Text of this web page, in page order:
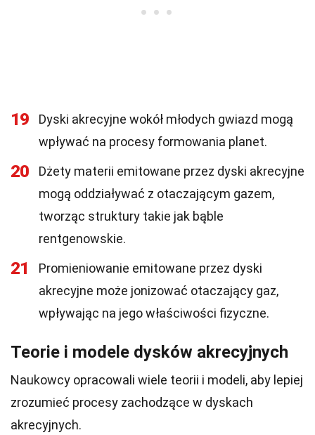
19
Dyski akrecyjne wokół młodych gwiazd mogą
wpływać na procesy formowania planet.
20
Dżety materii emitowane przez dyski akrecyjne
mogą oddziaływać z otaczającym gazem,
tworząc struktury takie jak bąble
rentgenowskie.
21
Promieniowanie emitowane przez dyski
akrecyjne może jonizować otaczający gaz,
wpływając na jego właściwości fizyczne.
Teorie i modele dysków akrecyjnych
Naukowcy opracowali wiele teorii i modeli, aby lepiej
zrozumieć procesy zachodzące w dyskach
akrecyjnych.